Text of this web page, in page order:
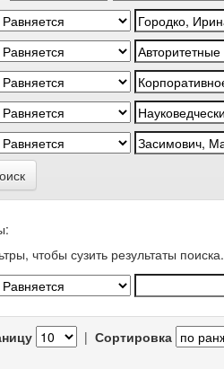
чтобы сузить результаты поиска.
| Сортировка